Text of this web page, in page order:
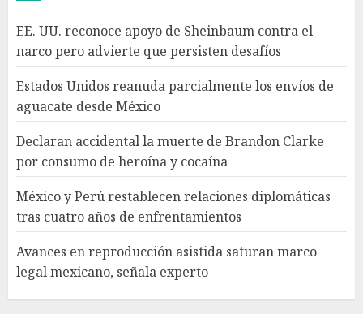
EE. UU. reconoce apoyo de Sheinbaum contra el
narco pero advierte que persisten desafíos
Estados Unidos reanuda parcialmente los envíos de
aguacate desde México
Declaran accidental la muerte de Brandon Clarke
por consumo de heroína y cocaína
México y Perú restablecen relaciones diplomáticas
tras cuatro años de enfrentamientos
Avances en reproducción asistida saturan marco
legal mexicano, señala experto
4
relaciones diplomáticas tras
cuatro años de
enfrentamientos
AGOSTO 8, 2026
5
Avances en reproducción
asistida saturan marco legal
AGOSTO 8, 2026
EE. UU. reconoce apoyo de